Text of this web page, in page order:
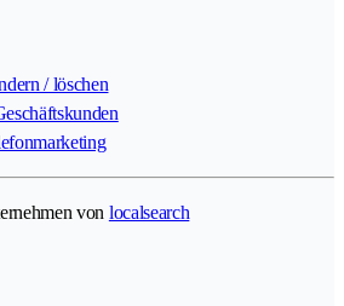
/ löschen
von localsearch